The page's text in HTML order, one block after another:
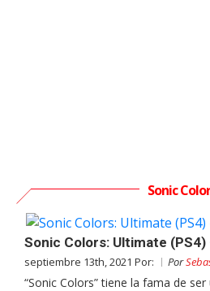
Sonic
Sonic Colors: Ultimate (PS4)
septiembre 13th, 2021 Por: Por
“Sonic Colors” tiene la fama de